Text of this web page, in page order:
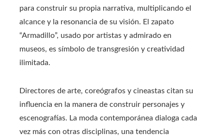
para construir su propia narrativa, multiplicando el
alcance y la resonancia de su visión. El zapato
“Armadillo”, usado por artistas y admirado en
museos, es símbolo de transgresión y creatividad
ilimitada.
Directores de arte, coreógrafos y cineastas citan su
influencia en la manera de construir personajes y
escenografías. La moda contemporánea dialoga cada
vez más con otras disciplinas, una tendencia